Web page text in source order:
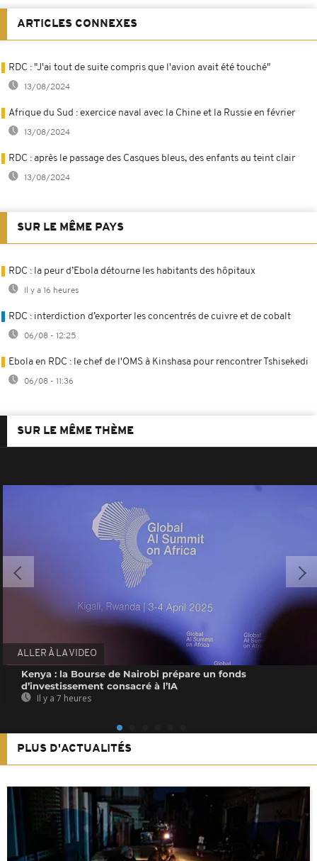
ARTICLES CONNEXES
RDC : "J'ai tout de suite compris que l'avion avait été touché"
13/08/2024
Afrique du Sud : exercice naval avec la Chine et la Russie en février
13/08/2024
RDC : après le passage des Casques bleus, des enfants au teint clair
13/08/2024
SUR LE MÊME PAYS
RDC : la peur d’Ebola détourne les habitants des hôpitaux
Il y a 16 heures
RDC : interdiction d’exporter les concentrés de cuivre et de cobalt
06/08 - 12:25
Ebola en RDC : le chef de l'OMS à Kinshasa pour rencontrer Tshisekedi
06/08 - 11:36
SUR LE MÊME THÈME
ALLER À LA VIDEO
Kenya : la Bourse de Nairobi prépare un fonds
d’investissement consacré à l’IA
Il y a 7 heures
PLUS D'ACTUALITÉS